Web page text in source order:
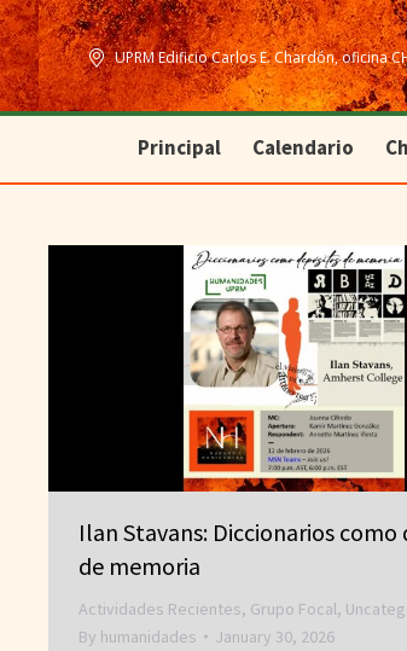
UPRM Edificio Carlos E. Chardón, oficina
Principal Calendario
Ilan Stavans: Diccionarios
de memoria
Actividades Recientes, Grupo Focal,
By humanidades January 30, 2026
Principal Calendario